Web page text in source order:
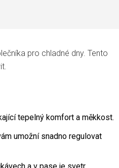
pro chladné dny. Tento
tepelný komfort a měkkost.
umožní snadno regulovat